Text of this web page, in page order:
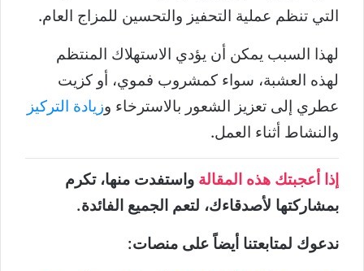
التي تنظم عملية التحفيز والتحسين للمزاج العام.
لهذا السبب يمكن أن يؤدي الاستهلاك المنتظم
لهذه العشبة، سواء كمشروب فموي، أو كزيت
عطري إلى تعزيز الشعور بالاسترخاء وزيادة التركيز
والنشاط أثناء العمل.
إذا أعجبتك هذه المقالة واستفدت منها، تكرم
بمشاركتها لأصدقاءك، لتعم الجميع الفائدة.
ندعوك لمتابعتنا أيضاً على منصات: